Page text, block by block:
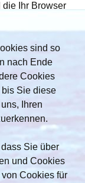
Ihr Browser
sind so
nach Ende
Cookies
bis Sie diese
Ihren
Sie über
und Cookies
Cookies für